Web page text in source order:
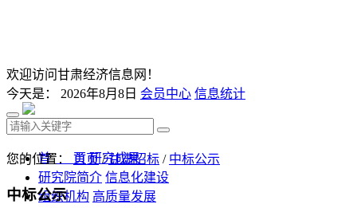
欢迎访问甘肃经济信息网！
今天是： 2026年8月8日 会员中心 信息统计
首 页 研究成果
研究院简介 信息化建设
组织机构 高质量发展
您的位置： 首页/甘肃招标 / 中标公示
中标公示